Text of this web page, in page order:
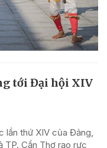
tới Đại hội XIV
lần thứ XIV của Đảng,
TP. Cần Thơ rạo rực